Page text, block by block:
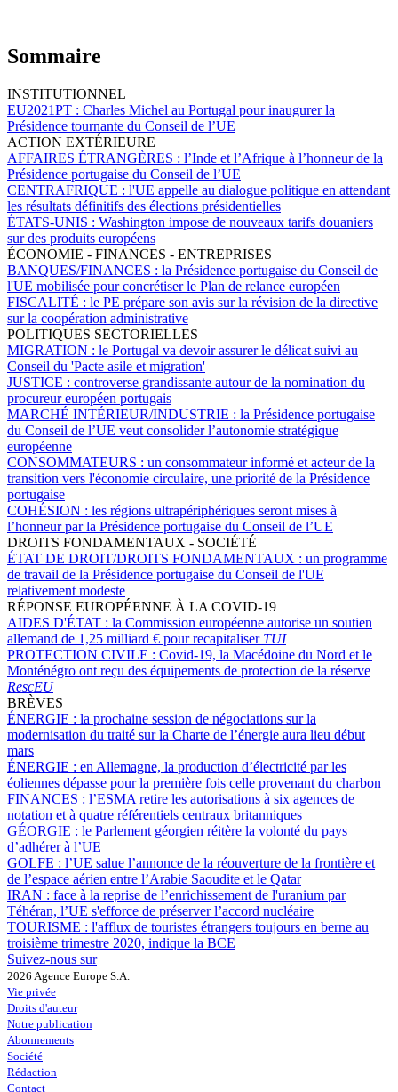
Sommaire
INSTITUTIONNEL
EU2021PT : Charles Michel au Portugal pour inaugurer la
Présidence tournante du Conseil de l’UE
ACTION EXTÉRIEURE
AFFAIRES ÉTRANGÈRES : l’Inde et l’Afrique à l’honneur de la
Présidence portugaise du Conseil de l’UE
CENTRAFRIQUE : l'UE appelle au dialogue politique en attendant
les résultats définitifs des élections présidentielles
ÉTATS-UNIS : Washington impose de nouveaux tarifs douaniers
sur des produits européens
ÉCONOMIE - FINANCES - ENTREPRISES
BANQUES/FINANCES : la Présidence portugaise du Conseil de
l'UE mobilisée pour concrétiser le Plan de relance européen
FISCALITÉ : le PE prépare son avis sur la révision de la directive
sur la coopération administrative
POLITIQUES SECTORIELLES
MIGRATION : le Portugal va devoir assurer le délicat suivi au
Conseil du 'Pacte asile et migration'
JUSTICE : controverse grandissante autour de la nomination du
procureur européen portugais
MARCHÉ INTÉRIEUR/INDUSTRIE : la Présidence portugaise
du Conseil de l’UE veut consolider l’autonomie stratégique
européenne
CONSOMMATEURS : un consommateur informé et acteur de la
transition vers l'économie circulaire, une priorité de la Présidence
portugaise
COHÉSION : les régions ultrapériphériques seront mises à
l’honneur par la Présidence portugaise du Conseil de l’UE
DROITS FONDAMENTAUX - SOCIÉTÉ
ÉTAT DE DROIT/DROITS FONDAMENTAUX : un programme
de travail de la Présidence portugaise du Conseil de l'UE
relativement modeste
RÉPONSE EUROPÉENNE À LA COVID-19
AIDES D'ÉTAT : la Commission européenne autorise un soutien
allemand de 1,25 milliard € pour recapitaliser TUI
PROTECTION CIVILE : Covid-19, la Macédoine du Nord et le
Monténégro ont reçu des équipements de protection de la réserve
RescEU
BRÈVES
ÉNERGIE : la prochaine session de négociations sur la
modernisation du traité sur la Charte de l’énergie aura lieu début
mars
ÉNERGIE : en Allemagne, la production d’électricité par les
éoliennes dépasse pour la première fois celle provenant du charbon
FINANCES : l’ESMA retire les autorisations à six agences de
notation et à quatre référentiels centraux britanniques
GÉORGIE : le Parlement géorgien réitère la volonté du pays
d’adhérer à l’UE
GOLFE : l’UE salue l’annonce de la réouverture de la frontière et
de l’espace aérien entre l’Arabie Saoudite et le Qatar
IRAN : face à la reprise de l’enrichissement de l'uranium par
Téhéran, l’UE s'efforce de préserver l’accord nucléaire
TOURISME : l'afflux de touristes étrangers toujours en berne au
troisième trimestre 2020, indique la BCE
Suivez-nous sur
2026 Agence Europe S.A.
Vie privée
Droits d'auteur
Notre publication
Abonnements
Société
Rédaction
Contact